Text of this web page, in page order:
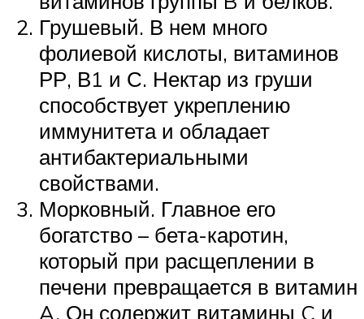
Грушевый. В нем много
фолиевой кислоты, витаминов
РР, В1 и С. Нектар из груши
способствует укреплению
иммунитета и обладает
антибактериальными
свойствами.
Морковный. Главное его
богатство – бета-каротин,
который при расщеплении в
печени превращается в витамин
A. Он содержит витамины C и